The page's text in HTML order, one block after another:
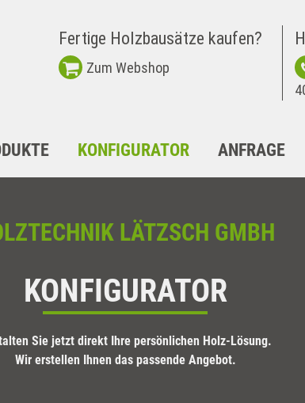
Fertige Holzbausätze kaufen?
Zum Webshop
KONFIGURATOR ANFRAGE
LÄTZSCH GMBH
KONFIGURATOR
Sie jetzt direkt Ihre persönlichen Holz-Lösung.
Wir erstellen Ihnen das passende Angebot.